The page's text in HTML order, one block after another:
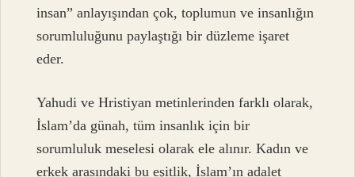
insan” anlayışından çok, toplumun ve insanlığın
sorumluluğunu paylaştığı bir düzleme işaret
eder.
Yahudi ve Hristiyan metinlerinden farklı olarak,
İslam’da günah, tüm insanlık için bir
sorumluluk meselesi olarak ele alınır. Kadın ve
erkek arasındaki bu eşitlik, İslam’ın adalet